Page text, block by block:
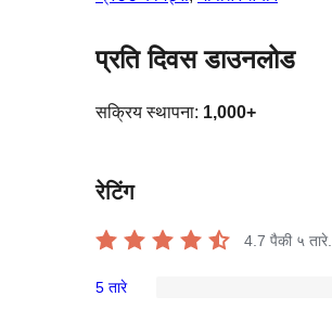
प्रति दिवस डाउनलोड
सक्रिय स्थापना: 1,000+
रेटिंग
4.7 पैकी ५ तारे.
5 तारे